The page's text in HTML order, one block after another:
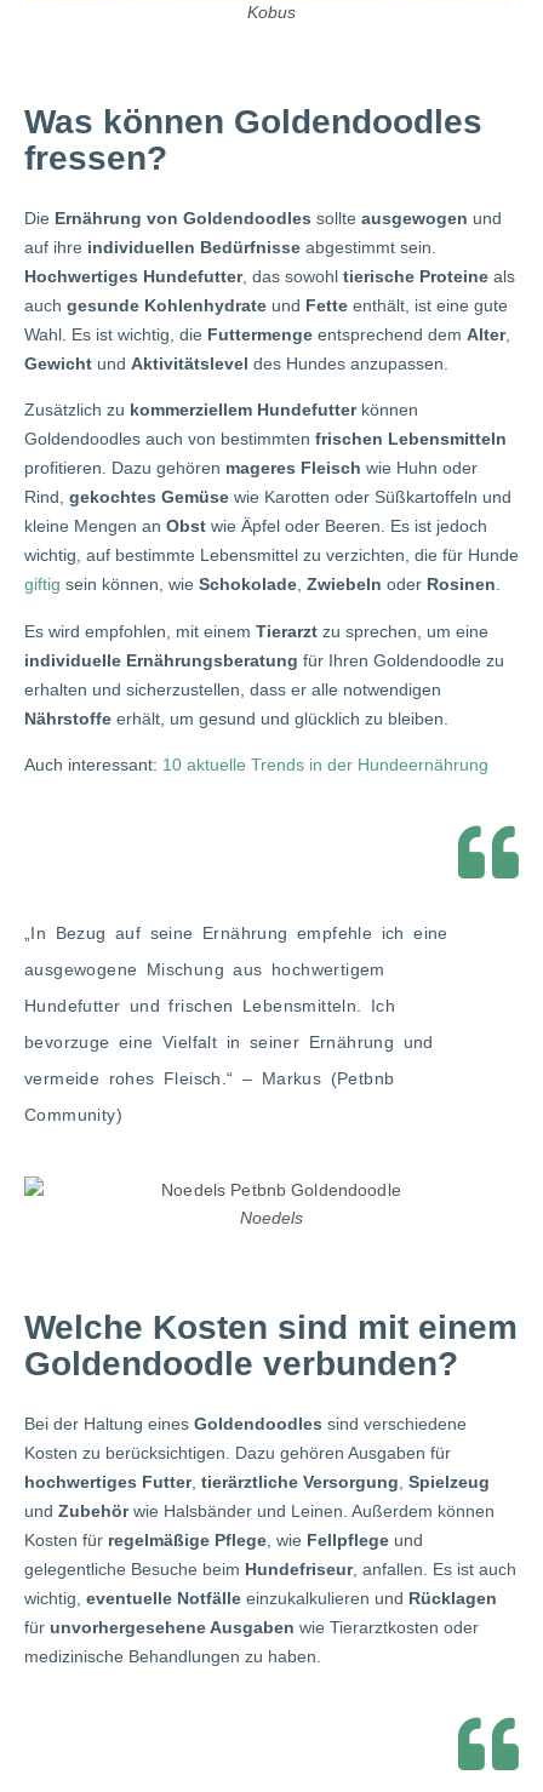
Kobus
Was können Goldendoodles
fressen?​
Die Ernährung von Goldendoodles sollte ausgewogen und
auf ihre individuellen Bedürfnisse abgestimmt sein.
Hochwertiges Hundefutter, das sowohl tierische Proteine als
auch gesunde Kohlenhydrate und Fette enthält, ist eine gute
Wahl. Es ist wichtig, die Futtermenge entsprechend dem Alter,
Gewicht und Aktivitätslevel des Hundes anzupassen.
Zusätzlich zu kommerziellem Hundefutterkönnen
Goldendoodles auch von bestimmten frischen Lebensmitteln
profitieren. Dazu gehören mageres Fleisch wie Huhn oder
Rind, gekochtes Gemüse wie Karotten oder Süßkartoffeln und
kleine Mengen an Obst wie Äpfel oder Beeren. Es ist jedoch
wichtig, auf bestimmte Lebensmittel zu verzichten, die für Hunde
giftig sein können, wie Schokolade, Zwiebeln oder Rosinen.
Es wird empfohlen, mit einem Tierarzt zu sprechen, um eine
individuelle Ernährungsberatung für Ihren Goldendoodle zu
erhalten und sicherzustellen, dass er alle notwendigen
Nährstoffe erhält, um gesund und glücklich zu bleiben.
Auch interessant: 10 aktuelle Trends in der Hundeernährung
„In Bezug auf seine Ernährung empfehle ich eine
ausgewogene Mischung aus hochwertigem
Hundefutter und frischen Lebensmitteln. Ich
bevorzuge eine Vielfalt in seiner Ernährung und
vermeide rohes Fleisch.​​“ – Markus (Petbnb
Community)
Noedels
Welche Kosten sind mit einem
Goldendoodle verbunden?
Bei der Haltung eines Goldendoodles sind verschiedene
Kosten zu berücksichtigen. Dazu gehören Ausgaben für
hochwertiges Futter, tierärztliche Versorgung Spielzeug
und Zubehörwie Halsbänder und Leinen. Außerdem können
Kosten für regelmäßige Pflege , wie Fellpflege und
gelegentliche Besuche beim Hundefriseur, anfallen. Es ist auch
wichtig, eventuelle Notfälle einzukalkulieren und Rücklagen
für unvorhergesehene Ausgaben wie Tierarztkosten oder
medizinische Behandlungen zu haben.